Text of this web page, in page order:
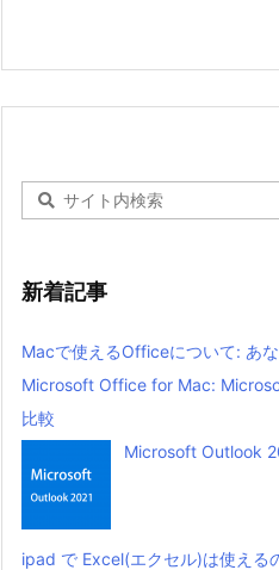
新着記事
Macで使えるOfficeについて: あ
Microsoft Office for Mac:
比較
Microsoft Outlook
ipad で Excel(エクセル)は使える